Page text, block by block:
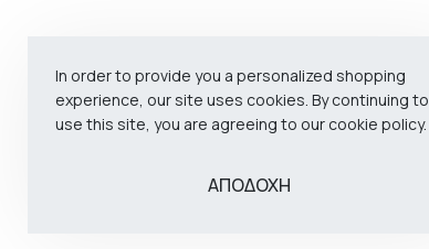
In order to provide you a personalized shopping
experience, our site uses cookies. By continuing to
use this site, you are agreeing to our cookie policy.
ΑΠΟΔΟΧΗ